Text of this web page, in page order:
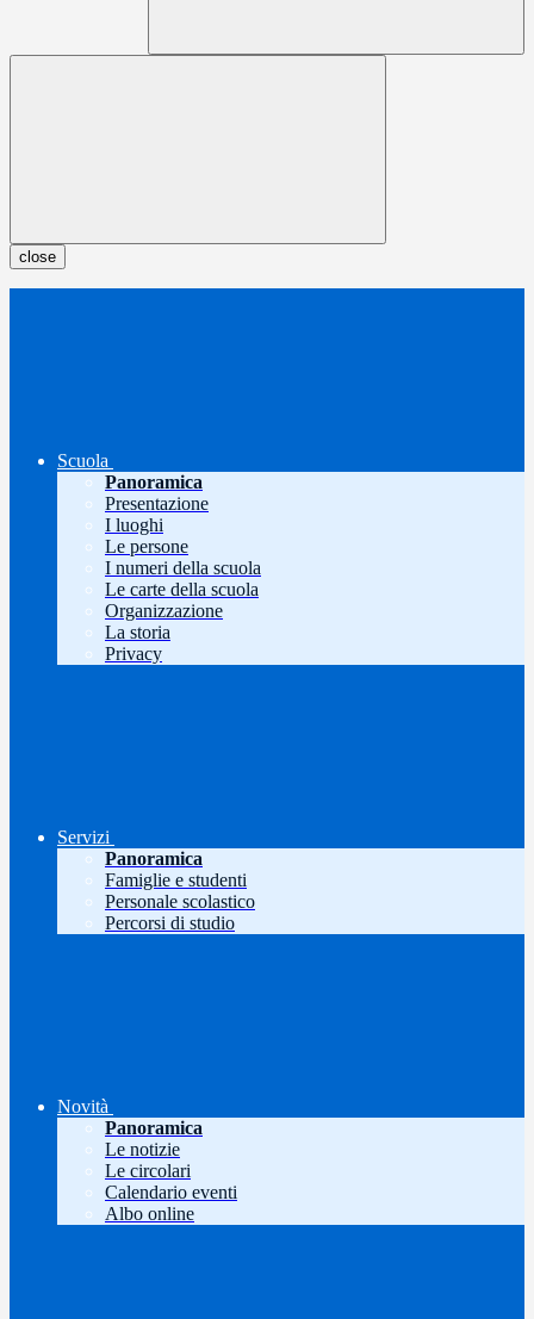
close
Scuola
Panoramica
Presentazione
I luoghi
Le persone
I numeri della scuola
Le carte della scuola
Organizzazione
La storia
Privacy
Servizi
Panoramica
Famiglie e studenti
Personale scolastico
Percorsi di studio
Novità
Panoramica
Le notizie
Le circolari
Calendario eventi
Albo online